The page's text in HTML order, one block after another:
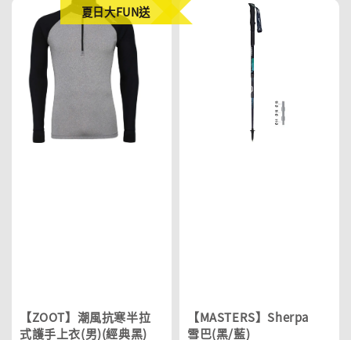
夏日大FUN送
【ZOOT】潮風抗寒半拉
式護手上衣(男)(經典黑)
【MASTERS】Sherpa
雪巴(黑/藍)